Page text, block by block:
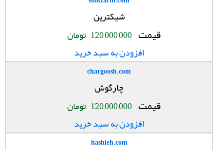
شیکترین
قیمت 120,000,000 تومان
افزودن به سبد خرید
chargoosh.com
چارگوش
قیمت 120,000,000 تومان
افزودن به سبد خرید
hashieh.com